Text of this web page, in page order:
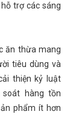
trợ các sáng
ăn thừa mang
tiêu dùng và
thiện kỷ luật
hàng tồn
phẩm ít hơn